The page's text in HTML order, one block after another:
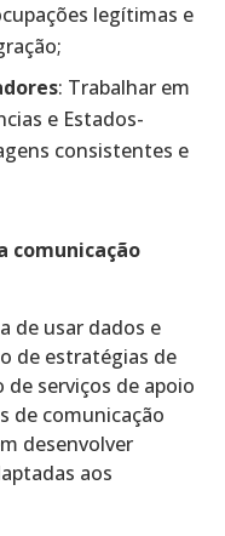
legítimas e
: Trabalhar em
e Estados-
consistentes e
comunicação
de usar dados e
de estratégias de
serviços de apoio
de comunicação
desenvolver
aos